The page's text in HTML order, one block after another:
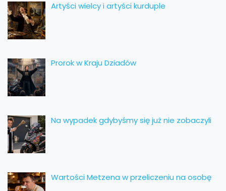
Artyści wielcy i artyści kurduple
Prorok w Kraju Dziadów
Na wypadek gdybyśmy się już nie zobaczyli
Wartości Metzena w przeliczeniu na osobę